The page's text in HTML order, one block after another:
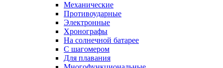
Механические
Противоударные
Электронные
Хронографы
На солнечной батарее
С шагомером
Для плавания